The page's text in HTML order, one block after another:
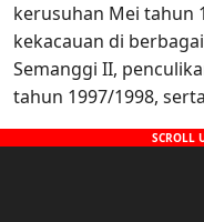
kerusuhan Mei tahun
kekacauan di
Semanggi II,
tahun 1997/1998,